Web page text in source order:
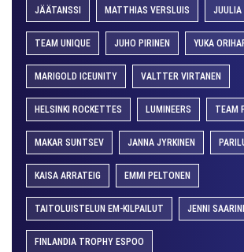
JÄÄTANSSI MATTHIAS VERSLUIS JUULIA
TEAM UNIQUE JUHO PIRINEN YUKA
MARIGOLD ICEUNITY VALTTER VIRTANEN
HELSINKI ROCKETTES LUMINEERS TEAM
MAKAR SUNTSEV JANNA JYRKINEN
KAISA ARRATEIG EMMI PELTONEN
TAITOLUISTELUN EM-KILPAILUT JENNI
FINLANDIA TROPHY ESPOO